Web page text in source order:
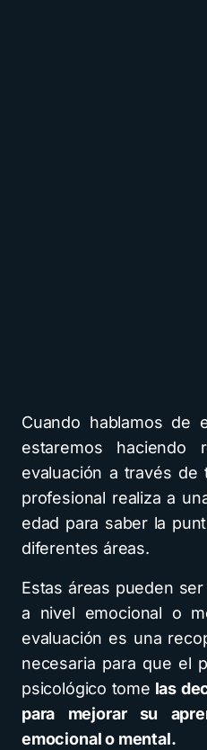
Cuando hablamos de
estaremos
evaluación a través
profesional realiza a
edad para saber la
diferentes áreas.
Estas áreas pueden
a nivel emocional o
evaluación es una
necesaria para que el
psicológico tome las
para mejorar su
emocional o mental.